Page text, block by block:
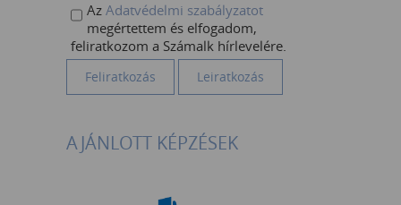
Az Adatvédelmi szabályzatot
megértettem és elfogadom,
feliratkozom a Számalk hírlevelére.
AJÁNLOTT KÉPZÉSEK